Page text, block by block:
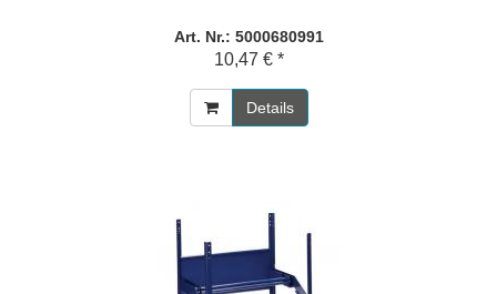
Art. Nr.: 5000680991
10,47 € *
Details